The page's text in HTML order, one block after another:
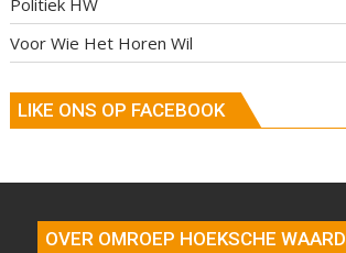
Voor Wie Het Horen Wil
LIKE ONS OP FACEBOOK
OVER OMROEP HOEKSCHE WAARD